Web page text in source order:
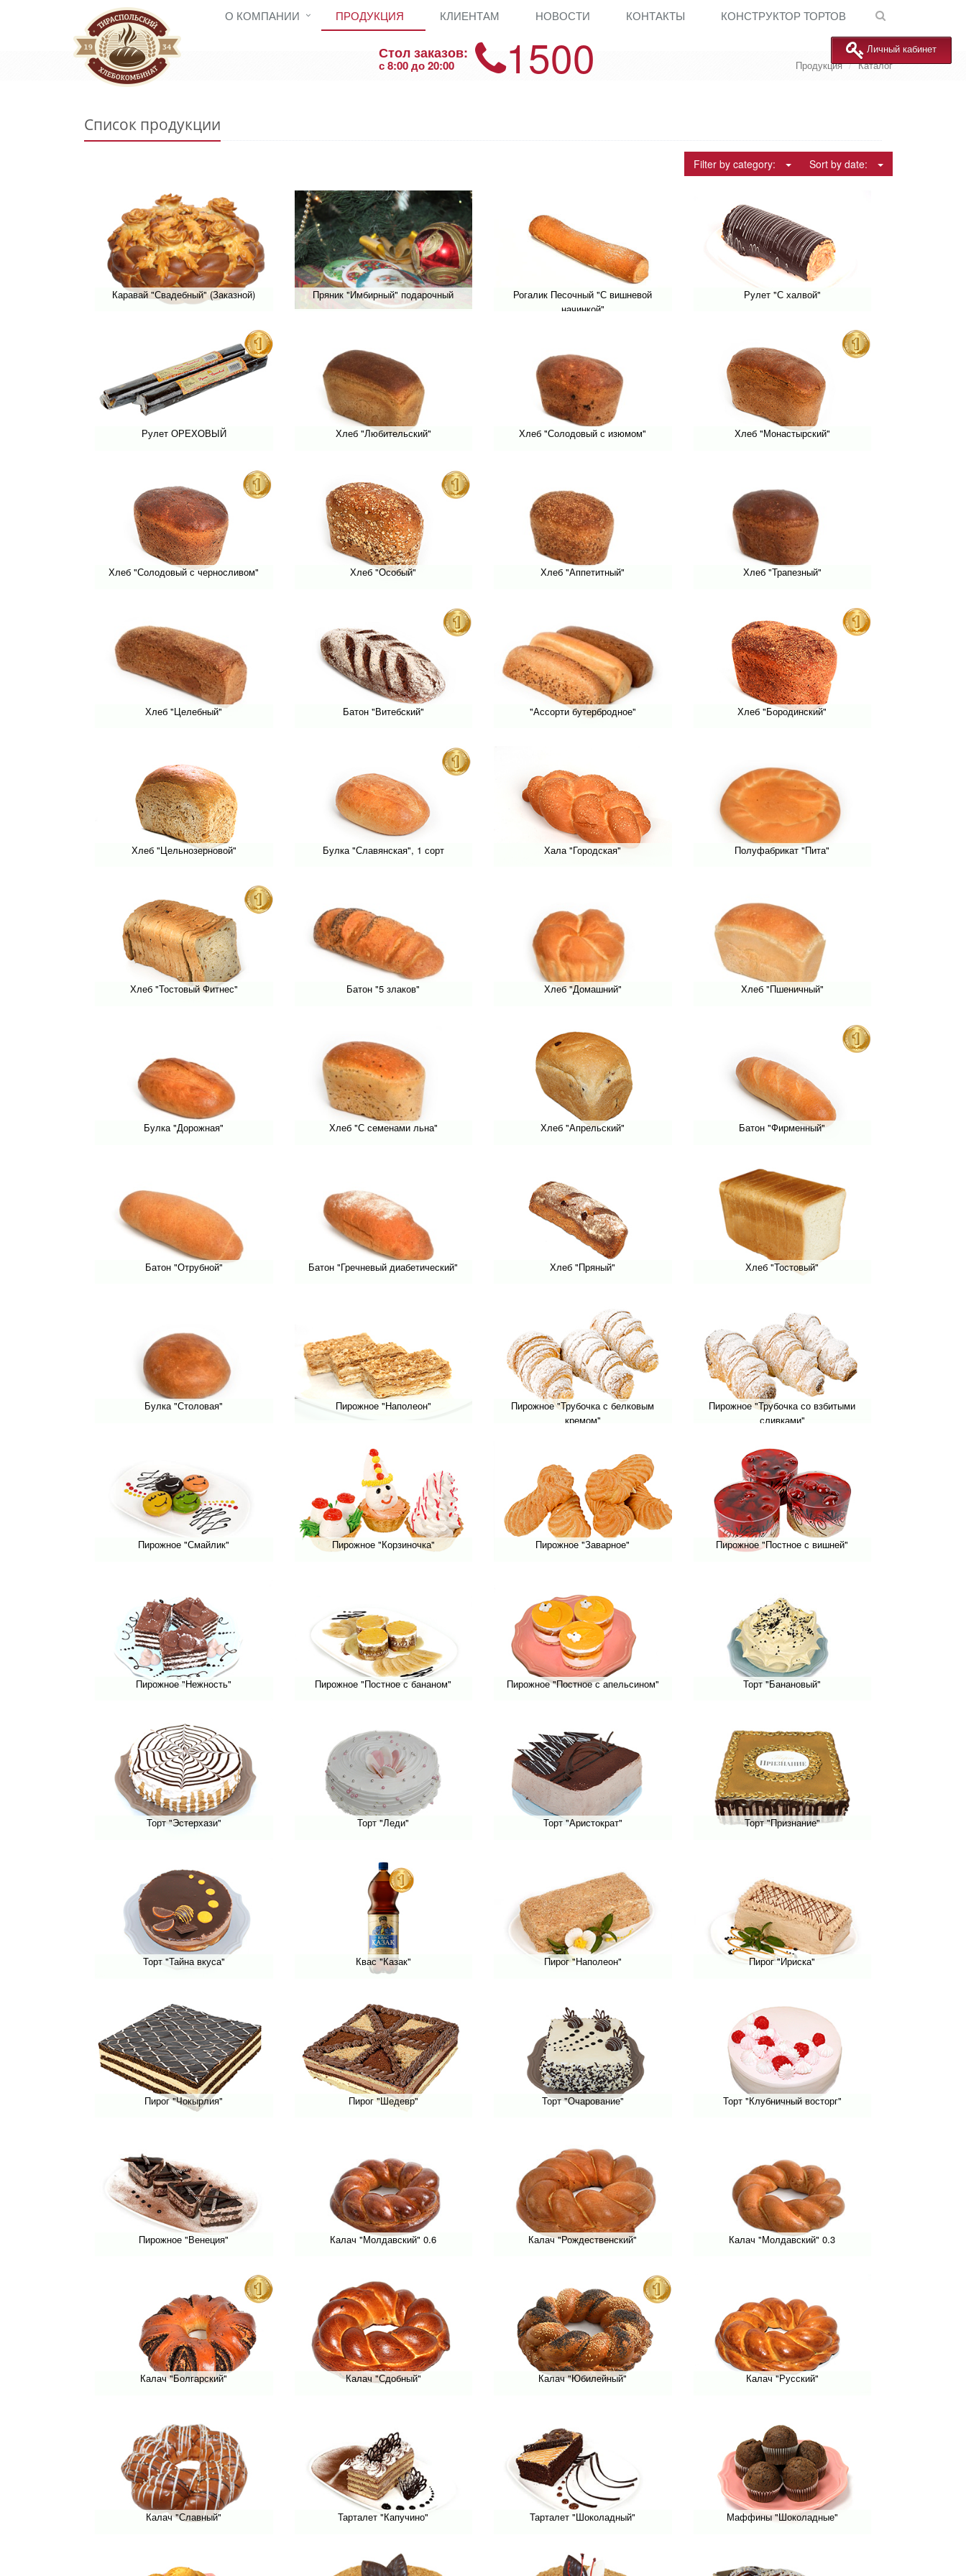
Стол заказов:
с 8:00 до 20:00 1500
О КОМПАНИИ ПРОДУКЦИЯ КЛИЕНТАМ НОВОСТИ КОНТАКТЫ КОНСТРУКТОР ТОРТОВ
Продукция Каталог
Личный кабинет
Список продукции
Каравай "Свадебный" (Заказной) Пряник "Имбирный" подарочный
Рогалик Песочный "С вишневой
начинкой"
Рулет "С халвой"
Рулет ОРЕХОВЫЙ Хлеб "Любительский" Хлеб "Солодовый с изюмом" Хлеб "Монастырский"
Хлеб "Солодовый с черносливом" Хлеб "Особый" Хлеб "Аппетитный" Хлеб "Трапезный"
Хлеб "Целебный" Батон "Витебский" "Ассорти бутербродное" Хлеб "Бородинский"
Хлеб "Цельнозерновой" Булка "Славянская", 1 сорт Хала "Городская" Полуфабрикат "Пита"
Хлеб "Тостовый Фитнес" Батон "5 злаков" Хлеб "Домашний" Хлеб "Пшеничный"
Булка "Дорожная" Хлеб "С семенами льна" Хлеб "Апрельский" Батон "Фирменный"
Батон "Отрубной" Батон "Гречневый диабетический" Хлеб "Пряный" Хлеб "Тостовый"
Булка "Столовая" Пирожное "Наполеон"
Пирожное "Трубочка с белковым
кремом"
Пирожное "Трубочка со взбитыми
сливками"
Пирожное "Смайлик" Пирожное "Корзиночка" Пирожное "Заварное" Пирожное "Постное с вишней"
Пирожное "Нежность" Пирожное "Постное с бананом" Пирожное "Постное с апельсином" Торт "Банановый"
Торт "Эстерхази" Торт "Леди" Торт "Аристократ" Торт "Признание"
Торт "Тайна вкуса" Квас "Казак" Пирог "Наполеон" Пирог "Ириска"
Пирог "Чокырлия" Пирог "Шедевр" Торт "Очарование" Торт "Клубничный восторг"
Пирожное "Венеция" Калач "Молдавский" 0.6 Калач "Рождественский" Калач "Молдавский" 0.3
Калач "Болгарский" Калач "Сдобный" Калач "Юбилейный" Калач "Русский"
Калач "Славный" Тарталет "Капучино" Тарталет "Шоколадный" Маффины "Шоколадные"